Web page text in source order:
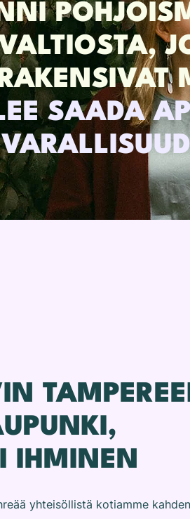
SAADA
IHMINEN
yhteisöllistä kotiamme